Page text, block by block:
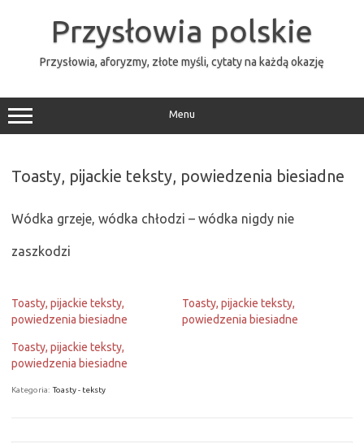
Przysłowia polskie
Przysłowia, aforyzmy, złote myśli, cytaty na każdą okazję
Menu
Toasty, pijackie teksty, powiedzenia biesiadne
Wódka grzeje, wódka chłodzi – wódka nigdy nie
zaszkodzi
Toasty, pijackie teksty,
powiedzenia biesiadne
Toasty, pijackie teksty,
powiedzenia biesiadne
Toasty, pijackie teksty,
powiedzenia biesiadne
Kategoria: Toasty - teksty